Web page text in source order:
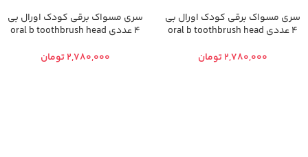
سری مسواک برقی کودک اورال بی
4 عددی oral b toothbrush head
تومان
سری مسواک برقی کودک اورال بی
4 عددی oral b toothbrush head
تومان